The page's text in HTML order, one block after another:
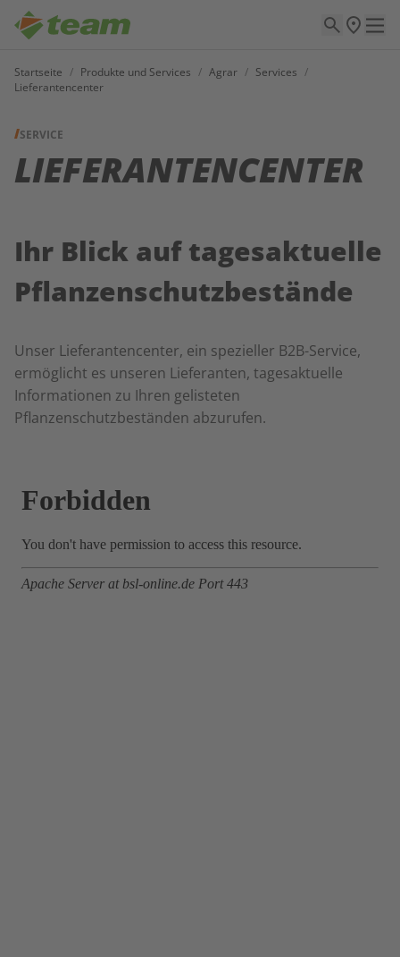
Startseite / Produkte und Services / Agrar / Services /
Lieferantencenter
SERVICE
LIEFERANTENCENTER
Ihr Blick auf tagesaktuelle
Pflanzenschutzbestände
Unser Lieferantencenter, ein spezieller B2B-Service,
ermöglicht es unseren Lieferanten, tagesaktuelle
Informationen zu Ihren gelisteten
Pflanzenschutzbeständen abzurufen.